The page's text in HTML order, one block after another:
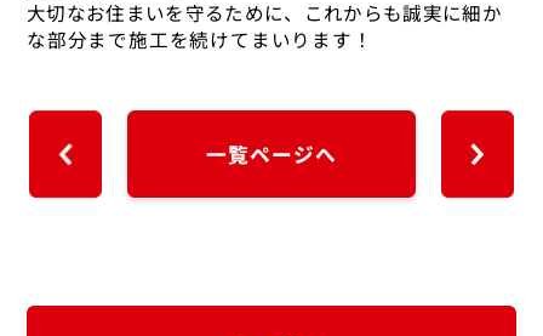
大切なお住まいを守るために、これからも誠実に細か
な部分まで施工を続けてまいります！
一覧ページへ